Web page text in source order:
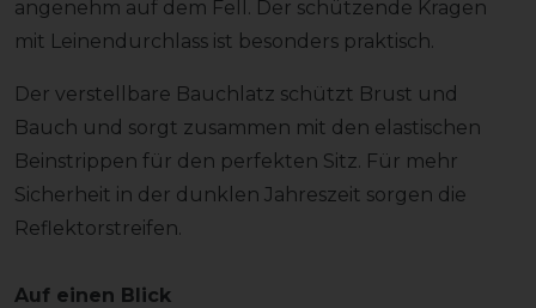
angenehm auf dem Fell. Der schützende Kragen
mit Leinendurchlass ist besonders praktisch.
Der verstellbare Bauchlatz schützt Brust und
Bauch und sorgt zusammen mit den elastischen
Beinstrippen für den perfekten Sitz. Für mehr
Sicherheit in der dunklen Jahreszeit sorgen die
Reflektorstreifen.
Auf einen Blick